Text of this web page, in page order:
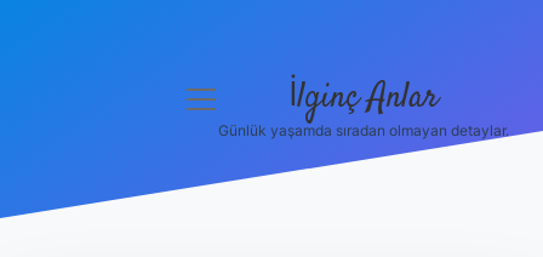
menüyü
İlginç Anlar
Günlük yaşamda sıradan olmayan detaylar.